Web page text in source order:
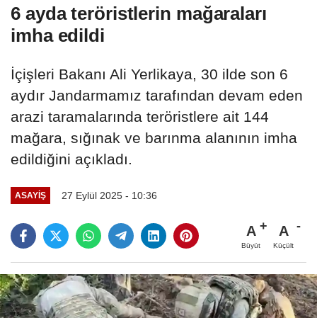
6 ayda teröristlerin mağaraları
imha edildi
İçişleri Bakanı Ali Yerlikaya, 30 ilde son 6
aydır Jandarmamız tarafından devam eden
arazi taramalarında teröristlere ait 144
mağara, sığınak ve barınma alanının imha
edildiğini açıkladı.
ASAYIŞ 27 Eylül 2025 - 10:36
A
Büyüt
A
Küçült